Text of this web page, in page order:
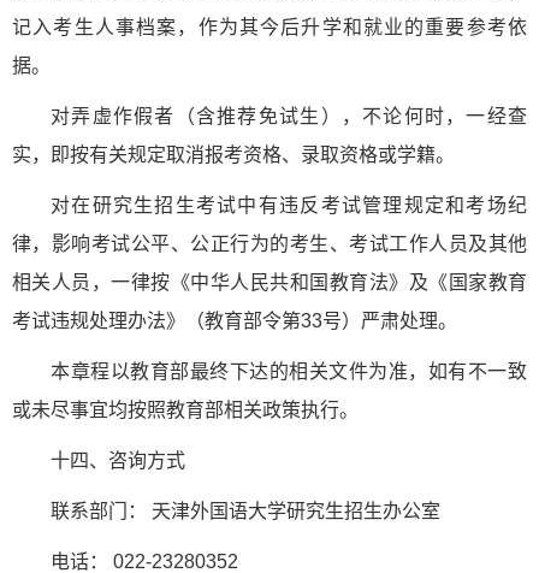
记入考生人事档案，作为其今后升学和就业的重要参考依
据。
对弄虚作假者（含推荐免试生），不论何时，一经查
实，即按有关规定取消报考资格、录取资格或学籍。
对在研究生招生考试中有违反考试管理规定和考场纪
律，影响考试公平、公正行为的考生、考试工作人员及其他
相关人员，一律按《中华人民共和国教育法》及《国家教育
考试违规处理办法》（教育部令第33号）严肃处理。
本章程以教育部最终下达的相关文件为准，如有不一致
或未尽事宜均按照教育部相关政策执行。
十四、咨询方式
联系部门： 天津外国语大学研究生招生办公室
电话： 022-23280352